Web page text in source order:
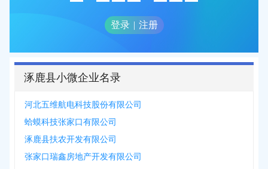
登录 | 注册
涿鹿县小微企业名录
河北五维航电科技股份有限公司
蛤蟆科技张家口有限公司
涿鹿县扶农开发有限公司
张家口瑞鑫房地产开发有限公司